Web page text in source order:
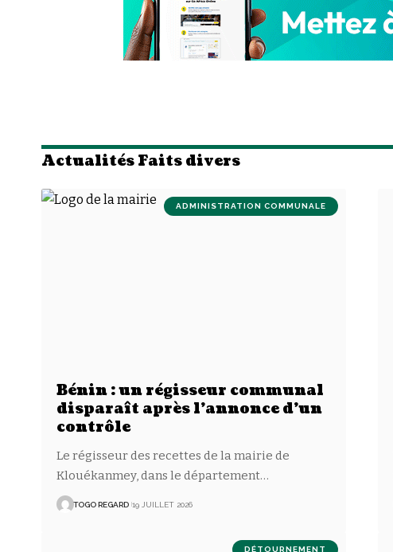
Actualités Faits divers
ADMINISTRATION COMMUNALE
Bénin : un régisseur communal
disparaît après l’annonce d’un
contrôle
Le régisseur des recettes de la mairie de
Klouékanmey, dans le département…
TOGO REGARD 19 JUILLET 2026
DÉTOURNEMENT